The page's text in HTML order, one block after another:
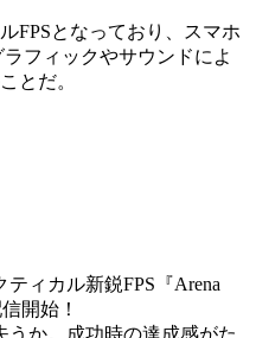
FPSとなっており、スマホ
フィックやサウンドによ
とだ。
ィカル新鋭FPS『Arena
開始！